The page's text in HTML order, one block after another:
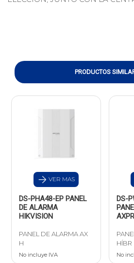
PRODUCTOS
VER MAS
DS-PHA48-EP PANEL
DE ALARMA
HIKVISION
PANEL DE ALARMA AX
H
No incluye IVA
DS-
HÍBR
No